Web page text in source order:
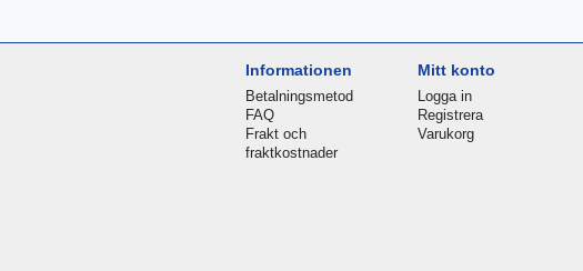
Informationen
Betalningsmetod
FAQ
Frakt och
fraktkostnader
Mitt konto
Logga in
Registrera
Varukorg